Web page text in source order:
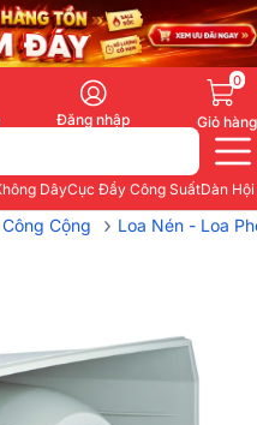
Đăng nhập
0
Giỏ hàng
DâyCục Đẩy Công SuấtDàn
Cộng › Loa Nén - Loa